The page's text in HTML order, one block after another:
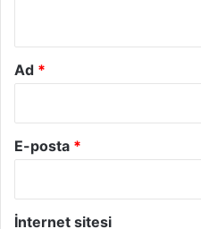
Ad *
E-posta *
İnternet sitesi